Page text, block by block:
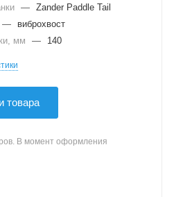
— Zander Paddle Tail
—
виброхвост
мм
— 140
товара
В момент оформления